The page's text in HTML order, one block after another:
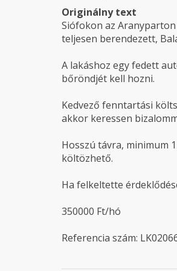
Originálny text
Siófokon az
teljesen berendezett,
A lakáshoz egy fedett
bőröndjét kell hozni.
Kedvező fenntartási
akkor keressen
Hosszú távra, minimum
költözhető.
Ha felkeltette
350000 Ft/hó
Referencia szám: